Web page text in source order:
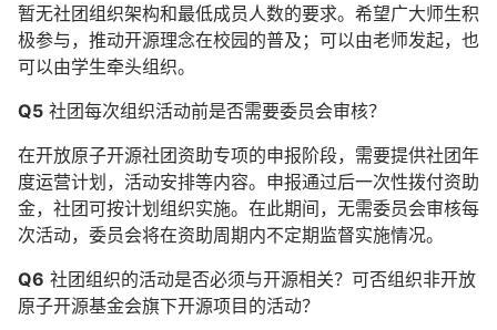
暂无社团组织架构和最低成员人数的要求。希望广大师生积
极参与，推动开源理念在校园的普及；可以由老师发起，也
可以由学生牵头组织。
Q5 社团每次组织活动前是否需要委员会审核？
在开放原子开源社团资助专项的申报阶段，需要提供社团年
度运营计划，活动安排等内容。申报通过后一次性拨付资助
金，社团可按计划组织实施。在此期间，无需委员会审核每
次活动，委员会将在资助周期内不定期监督实施情况。
Q6 社团组织的活动是否必须与开源相关？可否组织非开放
原子开源基金会旗下开源项目的活动？